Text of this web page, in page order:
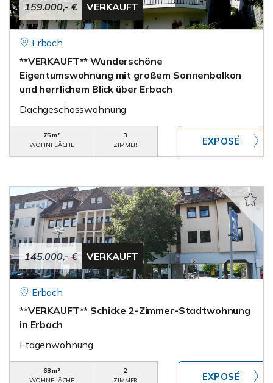
159.000,- € VERKAUFT
Erbach
**VERKAUFT** Wunderschöne
Eigentumswohnung mit großem Sonnenbalkon
und herrlichem Blick über Erbach
Dachgeschosswohnung
75 m²
WOHNFLÄCHE
3
ZIMMER
145.000,- € VERKAUFT
Erbach
**VERKAUFT** Schicke 2-Zimmer-Stadtwohnung
in Erbach
Etagenwohnung
68 m²
WOHNFLÄCHE
2
ZIMMER